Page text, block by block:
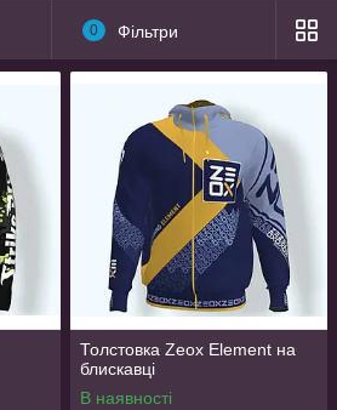
0 Фільтри
Толстовка Zeox Еlement на
блискавці
В наявності